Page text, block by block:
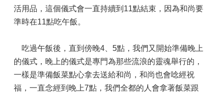
活用品，這個儀式會一直持續到11點結束，因為和尚要
準時在11點吃午飯。
吃過午飯後，直到傍晚4、5點，我們又開始準備晚上
的儀式，晚上的儀式是專門為那些流浪的靈魂舉行的，
一樣是準備飯菜點心拿去送給和尚，和尚也會唸經祝
福，一直念經到晚上7點，我們全都的人會拿著飯菜跟